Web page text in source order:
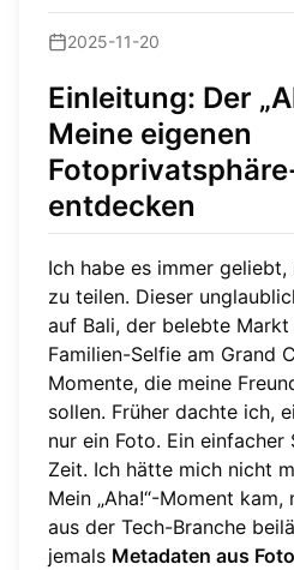
2025-11-20
Einleitung: Der
Meine eigenen
entdecken
Ich habe es immer
zu teilen. Dieser
auf Bali, der belebte
Familien-Selfie am Grand
Momente, die meine
sollen. Früher dachte ich,
nur ein Foto. Ein einfacher
Zeit. Ich hätte mich nicht
Mein „Aha!“-Moment kam,
aus der Tech-Branche
jemals Metadaten aus